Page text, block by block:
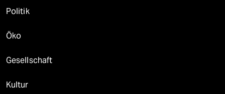
Politik
Öko
Gesellschaft
Kultur